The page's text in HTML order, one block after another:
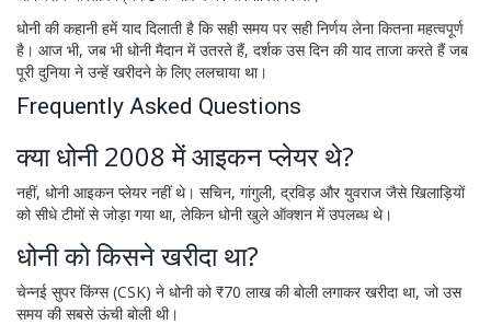
धोनी की कहानी हमें याद दिलाती है कि सही समय पर सही निर्णय लेना कितना महत्वपूर्ण
है। आज भी, जब भी धोनी मैदान में उतरते हैं, दर्शक उस दिन की याद ताजा करते हैं जब
पूरी दुनिया ने उन्हें खरीदने के लिए ललचाया था।
Frequently Asked Questions
क्या धोनी 2008 में आइकन प्लेयर थे?
नहीं, धोनी आइकन प्लेयर नहीं थे। सचिन, गांगुली, द्रविड़ और युवराज जैसे खिलाड़ियों
को सीधे टीमों से जोड़ा गया था, लेकिन धोनी खुले ऑक्शन में उपलब्ध थे।
धोनी को किसने खरीदा था?
चेन्नई सुपर किंग्स (CSK) ने धोनी को ₹70 लाख की बोली लगाकर खरीदा था, जो उस
समय की सबसे ऊंची बोली थी।